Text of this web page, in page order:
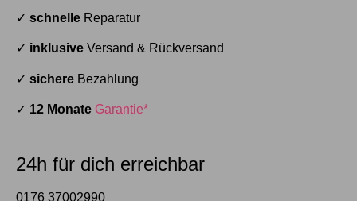
✓ schnelle Reparatur
✓ inklusive Versand & Rückversand
✓ sichere Bezahlung
✓ 12 Monate Garantie*
24h für dich erreichbar
0176 37002990